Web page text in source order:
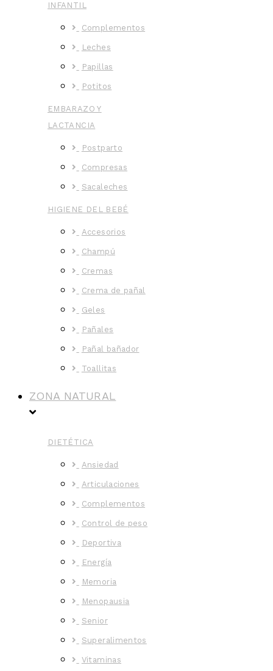
INFANTIL
Complementos
Leches
Papillas
Potitos
EMBARAZO Y
LACTANCIA
Postparto
Compresas
Sacaleches
HIGIENE DEL BEBÉ
Accesorios
Champú
Cremas
Crema de pañal
Geles
Pañales
Pañal bañador
Toallitas
ZONA NATURAL
DIETÉTICA
Ansiedad
Articulaciones
Complementos
Control de peso
Deportiva
Energía
Memoria
Menopausia
Senior
Superalimentos
Vitaminas